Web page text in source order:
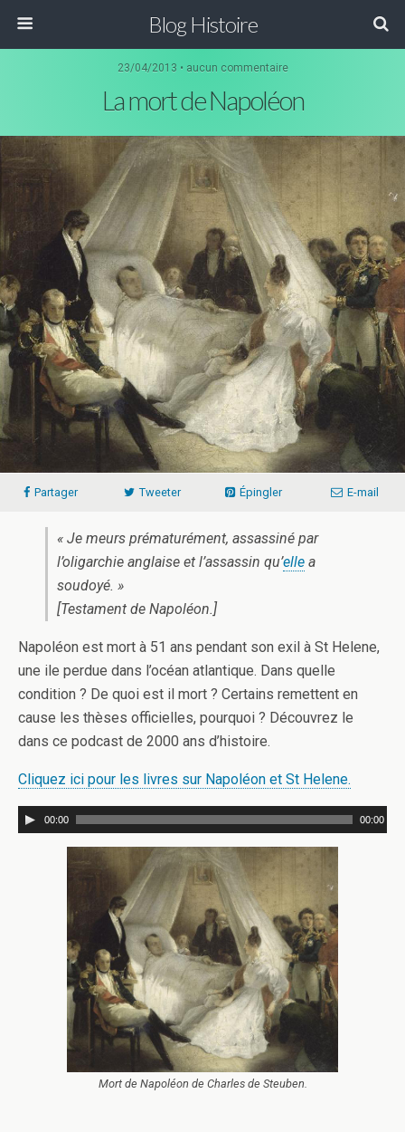
Blog Histoire
23/04/2013 • aucun commentaire
La mort de Napoléon
Partager Tweeter Épingler E-mail
« Je meurs prématurément, assassiné par
l’oligarchie anglaise et l’assassin qu’elle a
soudoyé. »
[Testament de Napoléon.]
Napoléon est mort à 51 ans pendant son exil à St Helene,
une ile perdue dans l’océan atlantique. Dans quelle
condition ? De quoi est il mort ? Certains remettent en
cause les thèses officielles, pourquoi ? Découvrez le
dans ce podcast de 2000 ans d’histoire.
Cliquez ici pour les livres sur Napoléon et St Helene.
00:00 00:00
Mort de Napoléon de Charles de Steuben.